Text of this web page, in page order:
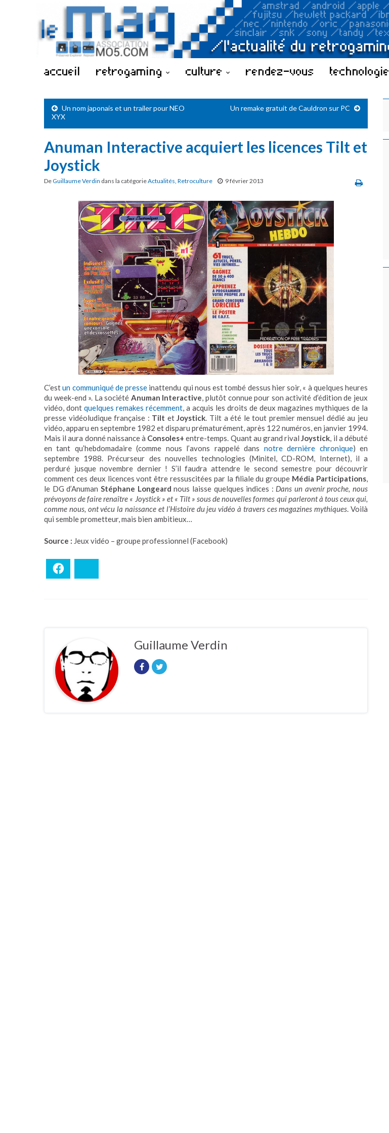
accueil retrogaming culture rendez-vous technologie
Un nom japonais et un trailer pour NEO
XYX
Un remake gratuit de Cauldron sur PC
Anuman Interactive acquiert les licences Tilt et
Joystick
DeGuillaume Verdin dans la catégorieActualités, Retroculture 9 février 2013
C’estun communiqué de presse inattendu qui nous est tombé dessus hier soir, « à quelques heures
du week-end ». La société Anuman Interactive, plutôt connue pour son activité d’édition de jeux
vidéo, dont quelques remakes récemment, a acquis les droits de deux magazines mythiques de la
presse vidéoludique française : Tilt etJoystick. Tilt a été le tout premier mensuel dédié au jeu
vidéo, apparu en septembre 1982 et disparu prématurément, après 122 numéros, en janvier 1994.
Mais il aura donné naissance à Consoles+ entre-temps. Quant au grand rivalJoystick, il a débuté
en tant qu’hebdomadaire (comme nous l’avons rappelé dans notre dernière chronique) en
septembre 1988. Précurseur des nouvelles technologies (Minitel, CD-ROM, Internet), il a
perduré jusque novembre dernier ! S’il faudra attendre le second semestre pour découvrir
comment ces deux licences vont être ressuscitées par la filiale du groupe Média Participations,
le DG d’Anuman Stéphane Longeard nous laisse quelques indices : Dans un avenir proche, nous
prévoyons de faire renaître « Joystick » et « Tilt » sous de nouvelles formes qui parleront à tous ceux qui,
comme nous, ont vécu la naissance et l’Histoire du jeu vidéo à travers ces magazines mythiques. Voilà
qui semble prometteur, mais bien ambitieux…
Source : Jeux vidéo – groupe professionnel (Facebook)
Guillaume Verdin